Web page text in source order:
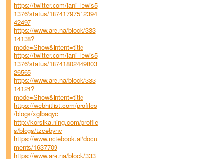
https://twitter.com/lani_lewis5
1376/status/18741797512394
42497
https://www.are.na/block/333
14138?
mode=Show&intent=title
https://twitter.com/lani_lewis5
1376/status/18741802449803
26565
https://www.are.na/block/333
14124?
mode=Show&intent=title
https://webhitlist.com/profiles
/blogs/xglbaqyc
http://korsika.ning.com/profile
s/blogs/tzcebynv
https://www.notebook.ai/docu
ments/1637709
https://www.are.na/block/333